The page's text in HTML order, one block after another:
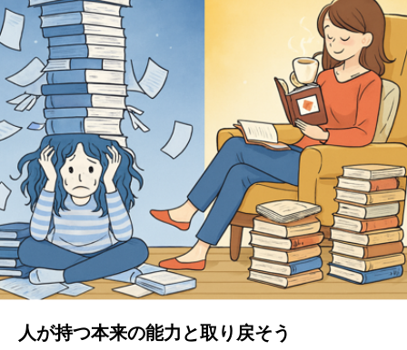
人が持つ本来の能力と取り戻そう